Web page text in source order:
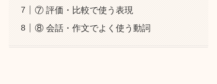
⑦ 評価・比較で使う表現
⑧ 会話・作文でよく使う動詞